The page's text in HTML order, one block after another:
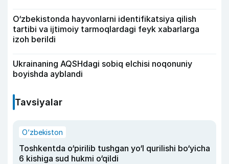
O‘zbekistonda hayvonlarni identifikatsiya qilish
tartibi va ijtimoiy tarmoqlardagi feyk xabarlarga
izoh berildi
Ukrainaning AQSHdagi sobiq elchisi noqonuniy
boyishda ayblandi
Tavsiyalar
O‘zbekiston
Toshkentda o‘pirilib tushgan yo‘l qurilishi bo‘yicha
6 kishiga sud hukmi o‘qildi